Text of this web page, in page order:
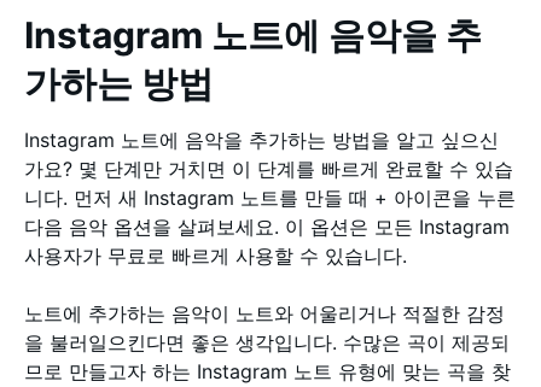
Instagram 노트에 음악을 추
가하는 방법
Instagram 노트에 음악을 추가하는 방법을 알고 싶으신
가요? 몇 단계만 거치면 이 단계를 빠르게 완료할 수 있습
니다. 먼저 새 Instagram 노트를 만들 때 + 아이콘을 누른
다음 음악 옵션을 살펴보세요. 이 옵션은 모든 Instagram
사용자가 무료로 빠르게 사용할 수 있습니다.
노트에 추가하는 음악이 노트와 어울리거나 적절한 감정
을 불러일으킨다면 좋은 생각입니다. 수많은 곡이 제공되
므로 만들고자 하는 Instagram 노트 유형에 맞는 곡을 찾